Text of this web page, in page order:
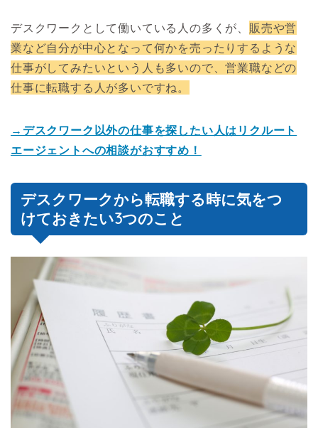
デスクワークとして働いている人の多くが、 販売や営
業など自分が中心となって何かを売ったりするような
仕事がしてみたいという人も多いので、営業職などの
仕事に転職する人が多いですね。
→デスクワーク以外の仕事を探したい人はリクルート
エージェントへの相談がおすすめ！
デスクワークから転職する時に気をつ
けておきたい3つのこと